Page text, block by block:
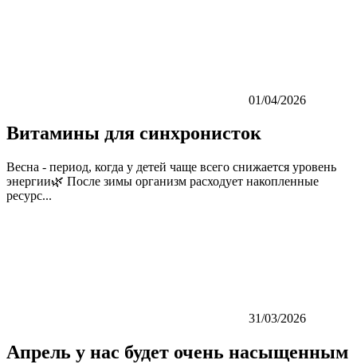
01/04/2026
Витамины для синхронисток
Весна - период, когда у детей чаще всего снижается уровень
энергии🌿 После зимы организм расходует накопленные
ресурс...
31/03/2026
Апрель у нас будет очень насыщенным